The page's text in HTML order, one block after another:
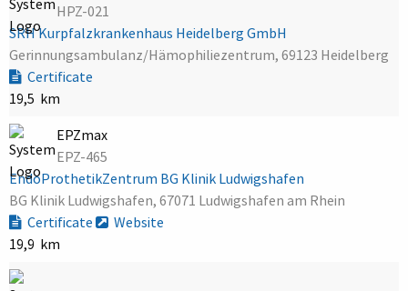
HPZ-021
SRH Kurpfalzkrankenhaus Heidelberg GmbH
Gerinnungsambulanz/Hämophiliezentrum, 69123 Heidelberg
Certificate
19,5 km
EPZmax
EPZ-465
EndoProthetikZentrum BG Klinik Ludwigshafen
BG Klinik Ludwigshafen, 67071 Ludwigshafen am Rhein
Certificate
Website
19,9 km